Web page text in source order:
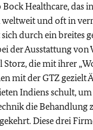
BockHealthcare, das
und oft in
durch ein breites
der Ausstattung von
Storz, die mit ihrer „
mit der GTZ gezielt
Indiens schult,
die Behandlung
Diese drei